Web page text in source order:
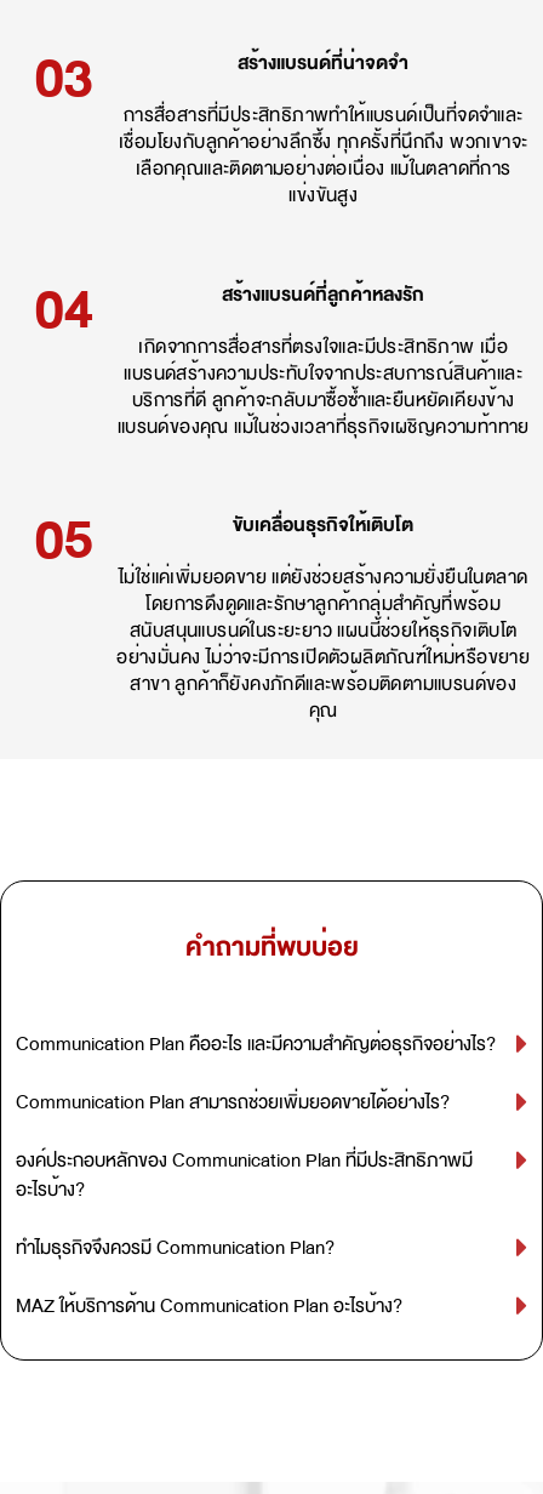
03
สร้างแบรนด์ที่น่าจดจำ
การสื่อสารที่มีประสิทธิภาพทำให้แบรนด์เป็นที่จดจำและ
เชื่อมโยงกับลูกค้าอย่างลึกซึ้ง ทุกครั้งที่นึกถึง พวกเขาจะ
เลือกคุณและติดตามอย่างต่อเนื่อง แม้ในตลาดที่การ
แข่งขันสูง
สร้างแบรนด์ที่ลูกค้าหลงรัก
เกิดจากการสื่อสารที่ตรงใจและมีประสิทธิภาพ เมื่อ
แบรนด์สร้างความประทับใจจากประสบการณ์สินค้าและ
บริการที่ดี ลูกค้าจะกลับมาซื้อซ้ำและยืนหยัดเคียงข้าง
แบรนด์ของคุณ แม้ในช่วงเวลาที่ธุรกิจเผชิญความท้าทาย
04
05
ขับเคลื่อนธุรกิจให้เติบโต
ไม่ใช่แค่เพิ่มยอดขาย แต่ยังช่วยสร้างความยั่งยืนในตลาด
โดยการดึงดูดและรักษาลูกค้ากลุ่มสำคัญที่พร้อม
สนับสนุนแบรนด์ในระยะยาว แผนนี้ช่วยให้ธุรกิจเติบโต
อย่างมั่นคง ไม่ว่าจะมีการเปิดตัวผลิตภัณฑ์ใหม่หรือขยาย
สาขา ลูกค้าก็ยังคงภักดีและพร้อมติดตามแบรนด์ของ
คุณ
คำถามที่พบบ่อย
Communication Plan คืออะไร และมีความสำคัญต่อธุรกิจอย่างไร?
Communication Plan สามารถช่วยเพิ่มยอดขายได้อย่างไร?
องค์ประกอบหลักของ Communication Plan ที่มีประสิทธิภาพมี
อะไรบ้าง?
ทำไมธุรกิจจึงควรมี Communication Plan?
MAZ ให้บริการด้าน Communication Plan อะไรบ้าง?